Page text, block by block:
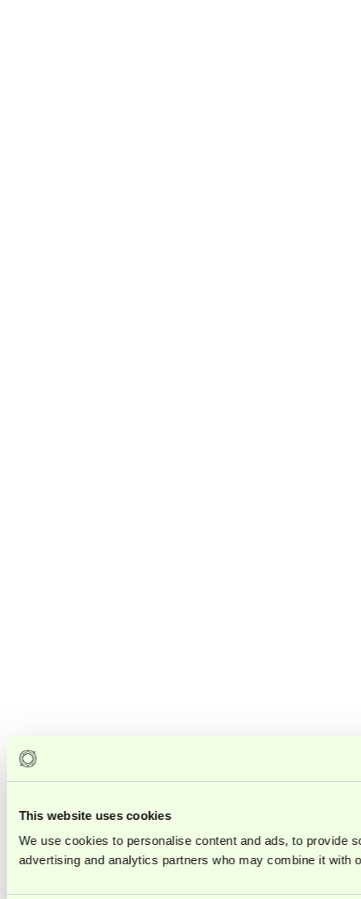
This website uses cookies
We use cookies to personalise content and ads, to provide
advertising and analytics partners who may combine it with